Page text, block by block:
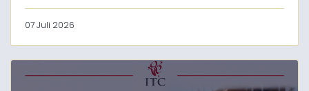
07 Juli 2026